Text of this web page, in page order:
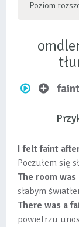
Poziom
I felt faint
Poczułem się
The room
słabym
There was a
powietrzu